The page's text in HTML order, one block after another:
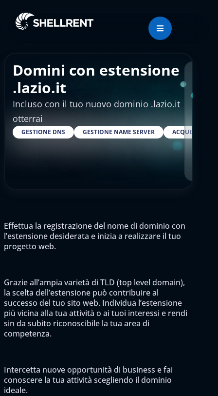
Domini con estensione
.lazio.it
Incluso con il tuo nuovo dominio .lazio.it
otterrai
GESTIONE DNS GESTIONE NAME SERVER ACQUISTARE
Effettua la registrazione del nome di dominio con
l’estensione desiderata e inizia a realizzare il tuo
progetto web.
Grazie all’ampia varietà di TLD (top level domain),
la scelta dell’estensione può contribuire al
successo del tuo sito web. Individua l’estensione
più vicina alla tua attività o ai tuoi interessi e rendi
sin da subito riconoscibile la tua area di
competenza.
Intercetta nuove opportunità di business e fai
conoscere la tua attività scegliendo il dominio
ideale.